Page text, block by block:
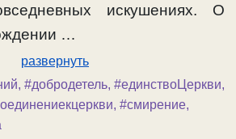
искушениях. О
…
развернуть
, #добродетель, #единствоЦеркви,
, #смирение,